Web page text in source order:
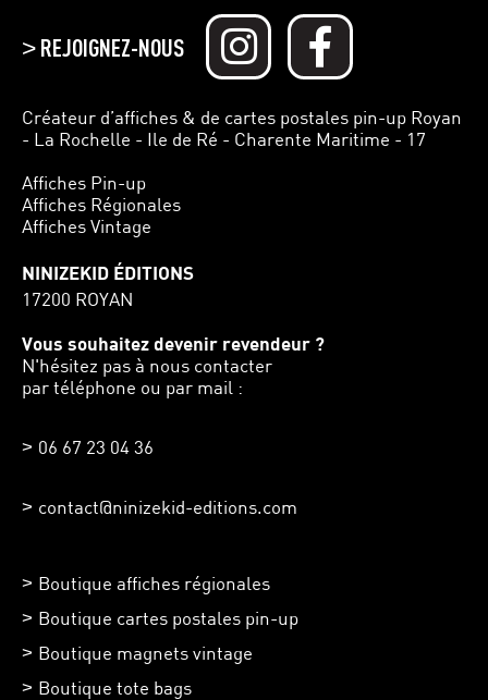
>REJOIGNEZ-NOUS
Créateur d’affiches & de cartes postales pin-up Royan
- La Rochelle - Ile de Ré - Charente Maritime - 17
Affiches Pin-up
Affiches Régionales
Affiches Vintage
NINIZEKID ÉDITIONS
17200 ROYAN
Vous souhaitez devenir revendeur ?
N'hésitez pas à nous contacter
par téléphone ou par mail :
06 67 23 04 36
contact@ninizekid-editions.com
Boutique affiches régionales
Boutique cartes postales pin-up
Boutique magnets vintage
Boutique tote bags